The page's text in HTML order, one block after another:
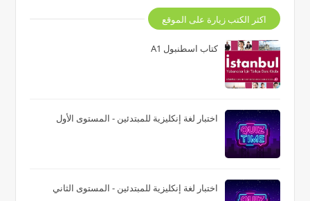
اكثر الكتب زيارة على الموقع
كتاب اسطنبول A1
اختبار لغة إنكليزية للمبتدئين - المستوى الأول
اختبار لغة إنكليزية للمبتدئين - المستوى الثاني